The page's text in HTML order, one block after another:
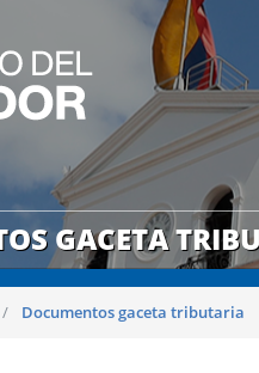
GACETA
Documentos gaceta tributaria